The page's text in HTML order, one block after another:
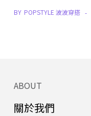
BY POPSTYLE 波波穿搭
ABOUT
關於我們